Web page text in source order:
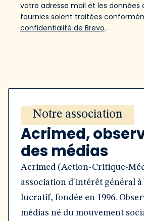
votre adresse mail et les données
fournies soient traitées
confidentialité de Brevo.
Notre association
Acrimed,
des médias
Acrimed (Action-Critique-
association d'intérêt général
lucratif, fondée en 1996.
médias né du mouvement